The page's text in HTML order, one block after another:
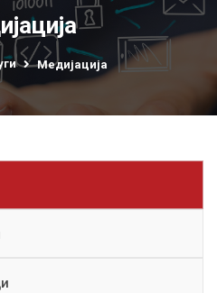
Медијација